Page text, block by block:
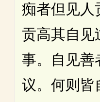
痴者但见人
贡高其自见
事。自见善
议。何则皆